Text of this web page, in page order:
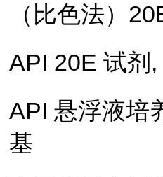
（比色法）
API 20E 试剂,
API 悬浮液培
基